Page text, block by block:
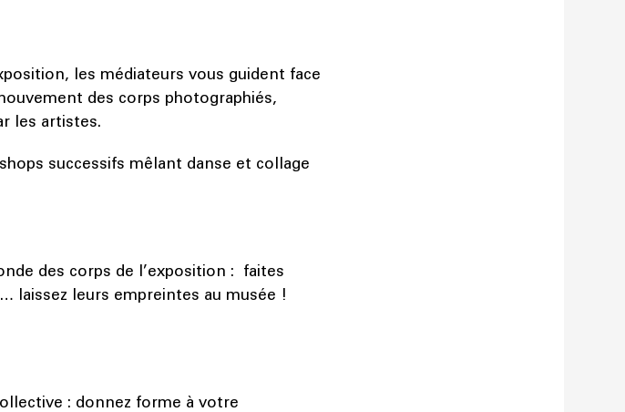
les médiateurs vous guident face
des corps photographiés,
les artistes.
successifs mêlant danse et collage
des corps de l’exposition : faites
laissez leurs empreintes au musée !
: donnez forme à votre